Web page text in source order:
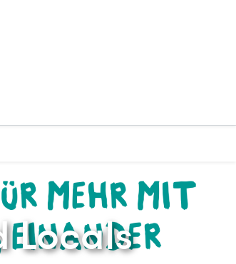
Locals